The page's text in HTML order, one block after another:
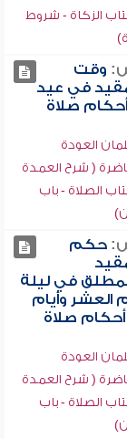
الزكاة - شروط
وقت
في عيد
صلاة
العودة
( شرح العمدة
الصلاة - باب
حكم
في ليلة
العشر وأيام
أحكام صلاة
العودة
( شرح العمدة
الصلاة - باب